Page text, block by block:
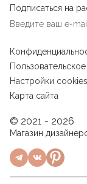
Подписаться на
Настройки cookies
Карта сайта
© 2021 - 2026
Магазин